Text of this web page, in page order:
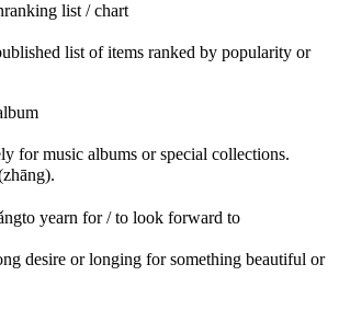
ranking list / chart
list of items ranked by popularity or
for music albums or special collections.
to yearn for / to look forward to
desire or longing for something beautiful or